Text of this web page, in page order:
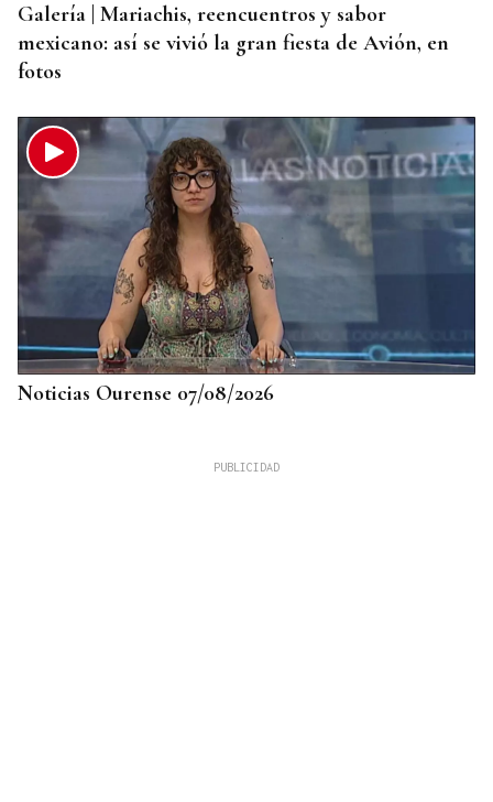
Galería | Mariachis, reencuentros y sabor
mexicano: así se vivió la gran fiesta de Avión, en
fotos
Noticias Ourense 07/08/2026